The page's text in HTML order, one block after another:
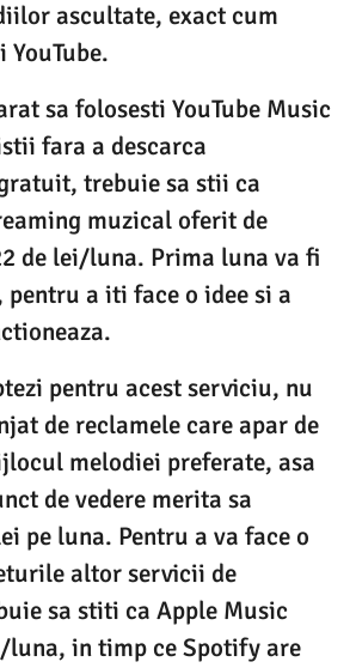
ascultate, exact cum
sa folosesti YouTube Music
fara a descarca
trebuie sa stii ca
muzical oferit de
de lei/luna. Prima luna va fi
a iti face o idee si a
pentru acest serviciu, nu
de reclamele care apar de
melodiei preferate, asa
de vedere merita sa
pe luna. Pentru a va face o
altor servicii de
sa stiti ca Apple Music
luna, in timp ce Spotify are